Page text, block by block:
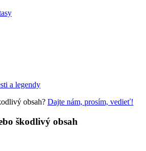
a legendy
obsah? Dajte nám, prosím, vedieť!
škodlivý obsah